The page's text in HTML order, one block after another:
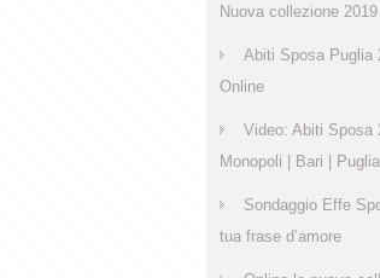
Nuova collezione 2019
Abiti Sposa Puglia
Online
Video: Abiti Sposa
Monopoli | Bari | Puglia
Sondaggio Effe
tua frase d’amore